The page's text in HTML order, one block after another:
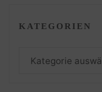
KATEGORIEN